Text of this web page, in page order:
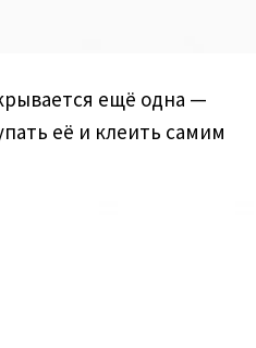
ещё одна —
её и клеить самим